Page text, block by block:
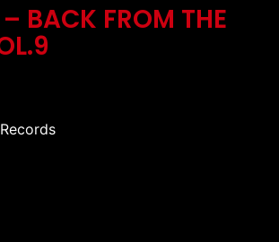
BACK FROM THE